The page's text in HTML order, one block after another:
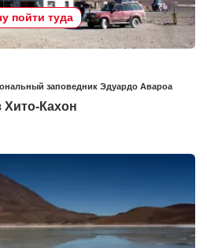
пойти туда
заповедник Эдуардо Авароа
Хито-Кахон